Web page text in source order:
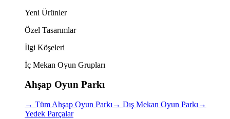
Yeni Ürünler
Özel Tasarımlar
İlgi Köşeleri
İç Mekan Oyun Grupları
Ahşap Oyun Parkı
→ Tüm Ahşap Oyun Parkı → Dış Mekan Oyun Parkı →
Yedek Parçalar